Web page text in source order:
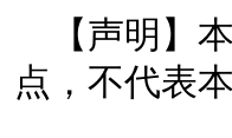
【声明】
点，不代表